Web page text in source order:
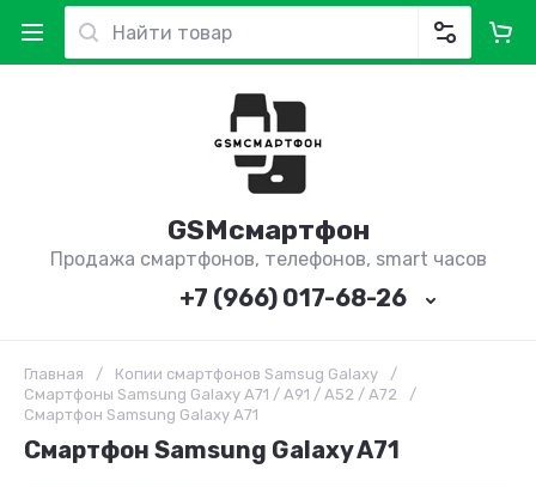
GSMсмартфон
Продажа смартфонов, телефонов, smart часов
+7 (966) 017-68-26
Главная / Копии смартфонов Samsug Galaxy
/
Смартфоны Samsung Galaxy A71 / A91 / A52 / A72
/
Смартфон Samsung Galaxy A71
Смартфон Samsung Galaxy A71